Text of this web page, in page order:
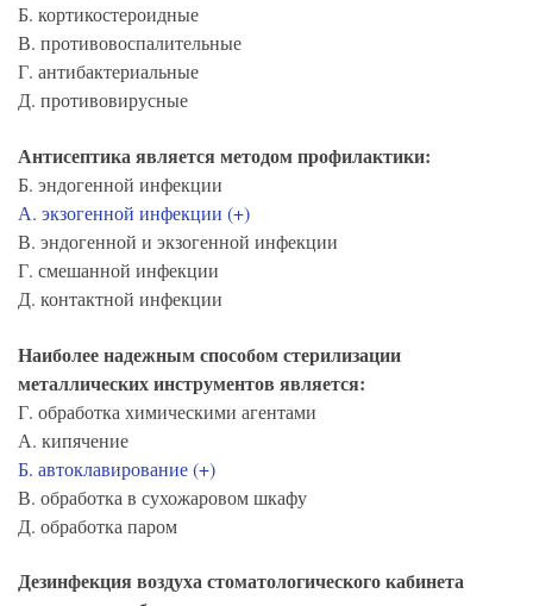
Б. кортикостероидные
В. противовоспалительные
Г. антибактериальные
Д. противовирусные
Антисептика является методом профилактики:
Б. эндогенной инфекции
А. экзогенной инфекции (+)
В. эндогенной и экзогенной инфекции
Г. смешанной инфекции
Д. контактной инфекции
Наиболее надежным способом стерилизации
металлических инструментов является:
Г. обработка химическими агентами
А. кипячение
Б. автоклавирование (+)
В. обработка в сухожаровом шкафу
Д. обработка паром
Дезинфекция воздуха стоматологического кабинета